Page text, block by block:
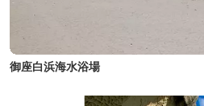
御座白浜海水浴場